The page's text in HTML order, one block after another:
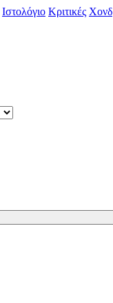
Ιστολόγιο Κριτικές